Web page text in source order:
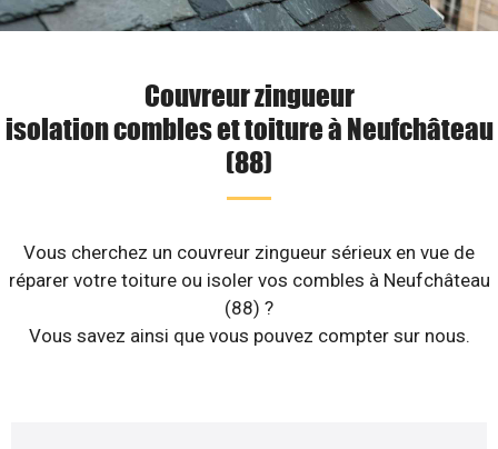
Couvreur zingueur
isolation combles et toiture à Neufchâteau
(88)
Vous cherchez un couvreur zingueur sérieux en vue de
réparer votre toiture ou isoler vos combles à Neufchâteau
(88) ?
Vous savez ainsi que vous pouvez compter sur nous.